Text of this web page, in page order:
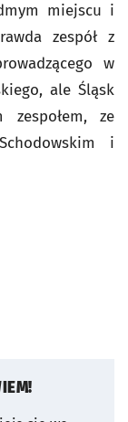
miejscu i
zespół z
w
ale Śląsk
ze
i